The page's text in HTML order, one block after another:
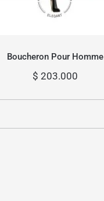
Boucheron Pour Homme
$ 203.000